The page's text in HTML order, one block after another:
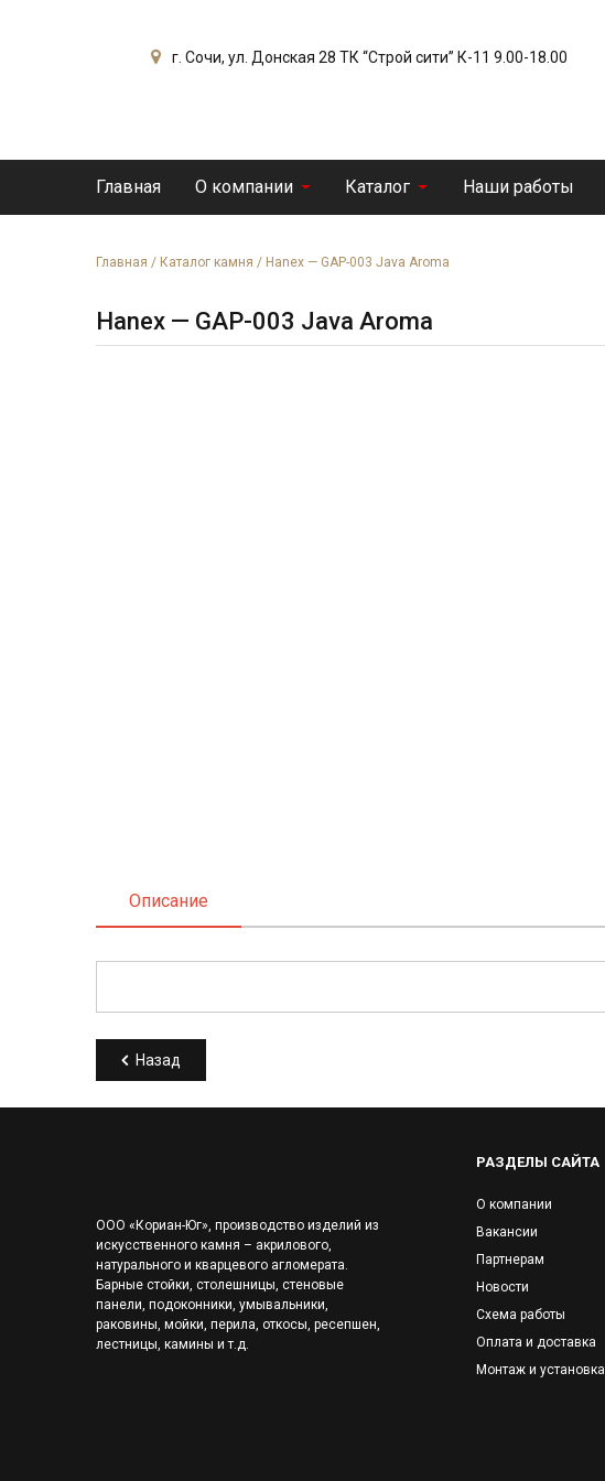
г. Сочи, ул. Донская 28 ТК “Строй сити” К-11 9.00-18.00
Главная О компании Каталог Наши работы
Главная / Каталог камня / Hanex — GAP-003 Java Aroma
Hanex — GAP-003 Java Aroma
Описание
Назад
ООО «Кориан-Юг», производство изделий из
искусственного камня – акрилового,
натурального и кварцевого агломерата.
Барные стойки, столешницы, стеновые
панели, подоконники, умывальники,
раковины, мойки, перила, откосы, ресепшен,
лестницы, камины и т.д.
РАЗДЕЛЫ САЙТА
О компании
Вакансии
Партнерам
Новости
Схема работы
Оплата и доставка
Монтаж и установка